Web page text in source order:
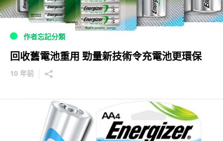
作者忘記分類
回收舊電池重用 勁量新技術令充電池更環保
10 年前